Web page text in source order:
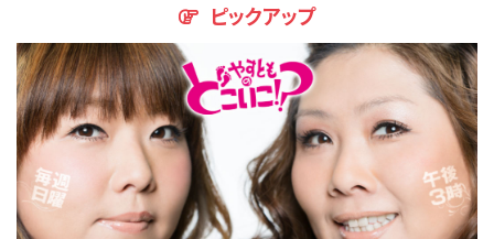
ピックアップ